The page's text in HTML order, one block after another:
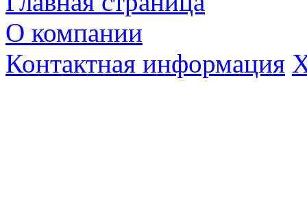
О компании
Контактная информация